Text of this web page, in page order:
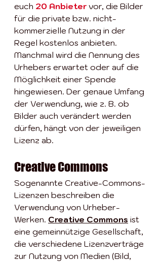
euch 20 Anbieter vor, die Bilder
für die private bzw. nicht-
kommerzielle Nutzung in der
Regel kostenlos anbieten.
Manchmal wird die Nennung des
Urhebers erwartet oder auf die
Möglichkeit einer Spende
hingewiesen. Der genaue Umfang
der Verwendung, wie z. B. ob
Bilder auch verändert werden
dürfen, hängt von der jeweiligen
Lizenz ab.
Creative Commons
Sogenannte Creative-Commons-
Lizenzen beschreiben die
Verwendung von Urheber-
Werken. Creative Commons ist
eine gemeinnützige Gesellschaft,
die verschiedene Lizenzverträge
zur Nutzung von Medien (Bild,